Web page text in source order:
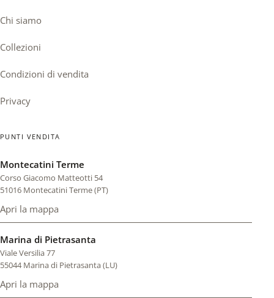
Chi siamo
Collezioni
Condizioni di vendita
Privacy
PUNTI VENDITA
Montecatini Terme
Corso Giacomo Matteotti 54
51016 Montecatini Terme (PT)
Apri la mappa
di Montecatini Terme (si apre in una scheda nuova)
Marina di Pietrasanta
Viale Versilia 77
55044 Marina di Pietrasanta (LU)
Apri la mappa
di Marina di Pietrasanta (si apre in una scheda nuova)